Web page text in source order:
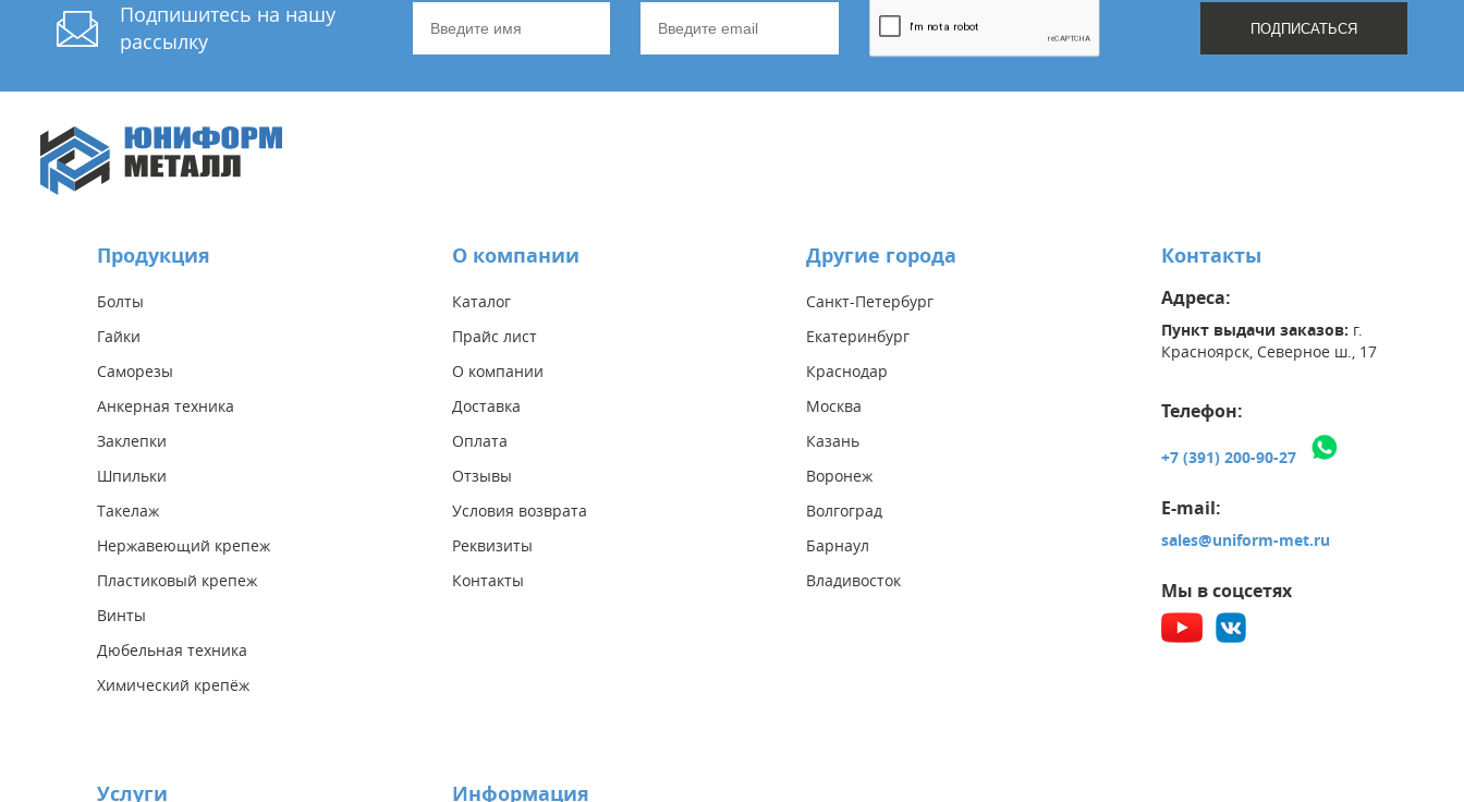
Подпишитесь на нашу
рассылку
Продукция
Болты
Гайки
Саморезы
Анкерная техника
Заклепки
Шпильки
Такелаж
Нержавеющий крепеж
Пластиковый крепеж
Винты
Дюбельная техника
Химический крепёж
Услуги
О компании
Каталог
Прайс лист
О компании
Доставка
Оплата
Отзывы
Условия возврата
Реквизиты
Контакты
Информация
Другие города
Санкт-Петербург
Екатеринбург
Краснодар
Москва
Казань
Воронеж
Волгоград
Барнаул
Владивосток
Контакты
Адреса:
Пункт выдачи заказов: г.
Красноярск, Северное ш., 17
Телефон:
+7 (391) 200-90-27
E-mail:
sales@uniform-met.ru
Мы в соцсетях